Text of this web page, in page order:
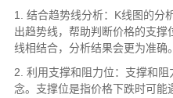
1. 结合趋势线分析：K线图的分
出趋势线，帮助判断价格的支
线相结合，分析结果会更为准确。
2. 利用支撑和阻力位：支撑和
念。支撑位是指价格下跌时可